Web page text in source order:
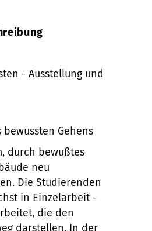
- Ausstellung und
Gehens
durch bewußtes
neu
Die Studierenden
in Einzelarbeit -
die den
darstellen. In der